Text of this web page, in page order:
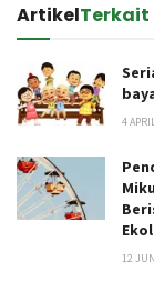
ArtikelTerkait
4
12